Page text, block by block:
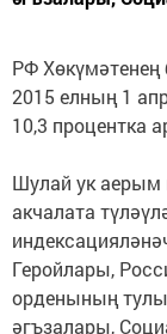
РФ
2015 елның 1
10,3 процентка
Шулай ук аерым
акчалата
Геройлары,
орденының
әгъзалары,